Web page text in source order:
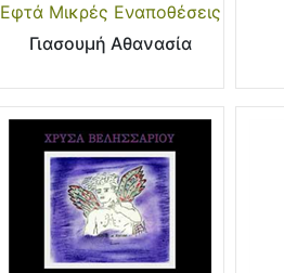
Εφτά Μικρές Εναποθέσεις
Γιασουμή Αθανασία